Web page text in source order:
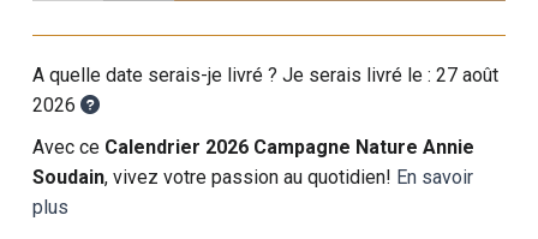
A quelle date serais-je livré ? Je serais livré le :27 août
2026
Avec ce Calendrier 2026 Campagne Nature Annie
Soudain, vivez votre passion au quotidien! En savoir
plus